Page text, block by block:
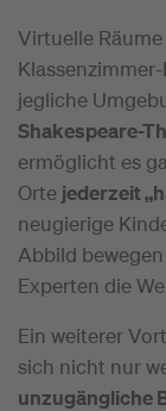
Virtuelle
jegliche
Shakespeare-
ermöglicht es
Orte jederzeit
neugierige
Abbild
Experten die
Ein weiterer
sich nicht nur
unzugängliche